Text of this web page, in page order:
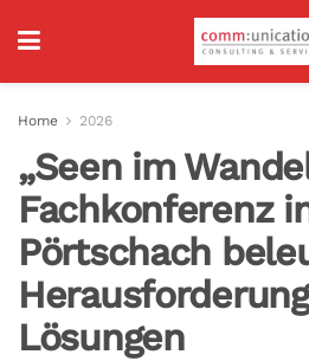
Home 2026
„Seen im
Fachkonferenz
Pörtschach
Lösungen